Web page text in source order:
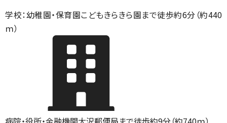
学校：幼稚園・保育園こどもきらきら園まで徒歩約6分（約440
ｍ）